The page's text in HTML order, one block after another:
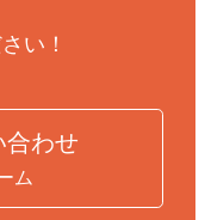
い！
合わせ
ム